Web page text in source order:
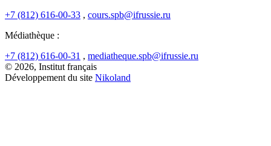
+7 (812) 616-00-33 , cours.spb@ifrussie.ru
Médiathèque :
+7 (812) 616-00-31 , mediatheque.spb@ifrussie.ru
© 2026, Institut français
Développement du site Nikoland